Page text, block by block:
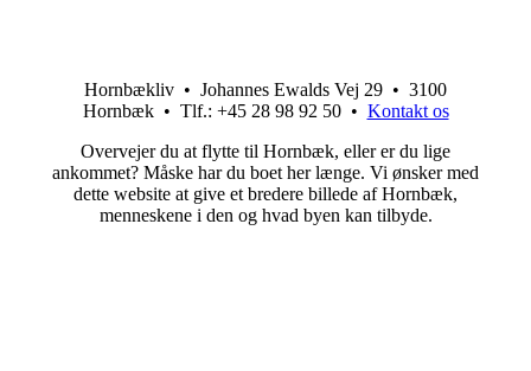
Hornbækliv • Johannes Ewalds Vej 29 • 3100
Hornbæk • Tlf.: +45 28 98 92 50 • Kontakt os
Overvejer du at flytte til Hornbæk, eller er du lige
ankommet? Måske har du boet her længe. Vi ønsker med
dette website at give et bredere billede af Hornbæk,
menneskene i den og hvad byen kan tilbyde.